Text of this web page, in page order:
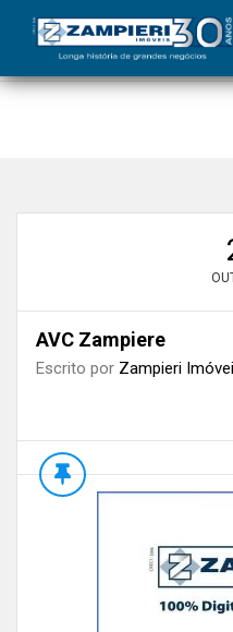
Início»Blog»Responsabilidade
Zampiere
AVC Zampiere
Escrito por Zampieri